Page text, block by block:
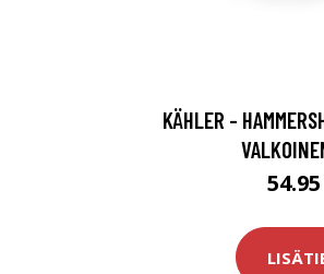
KÄHLER -